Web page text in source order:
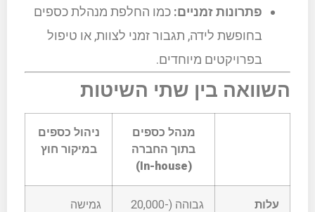
פתרונות זמניים: כמו החלפת מנהלת כספים
בחופשת לידה, תגבור זמני לצוות, או טיפול
בפרויקטים מיוחדים.
השוואה בין שתי השיטות
מנהל כספים
בתוך החברה
(In-house)
ניהול כספים
במיקור חוץ
עלות
גבוהה (20,000-
גמישה